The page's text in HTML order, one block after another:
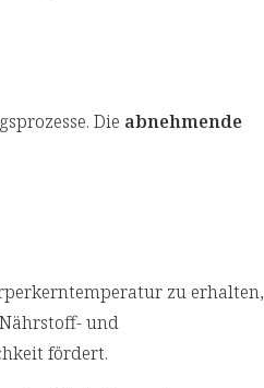
Die abnehmende
zu erhalten,
und
fördert.